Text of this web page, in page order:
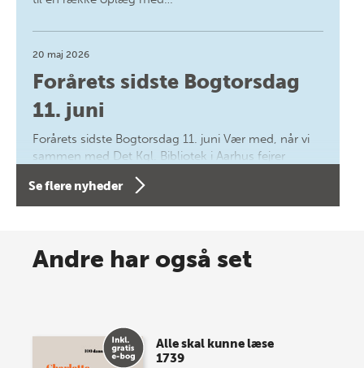
20 maj 2026
Forårets sidste Bogtorsdag
11. juni
Forårets sidste Bogtorsdag 11. juni Vær med, når vi
sammen med Det Kgl. Bibliotek i Aarhus fejrer
forfatterne bag vores nyes…
Spar op til 70% til sommer-
store sommer-lagersalg, så sæt kryds i kalenderen
onsdag den 10. j…
Se flere nyheder
Andre har også set
Alle skal kunne læse
1739